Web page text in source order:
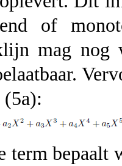
of
mag nog
term bepaalt